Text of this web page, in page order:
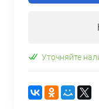
Уточняйте